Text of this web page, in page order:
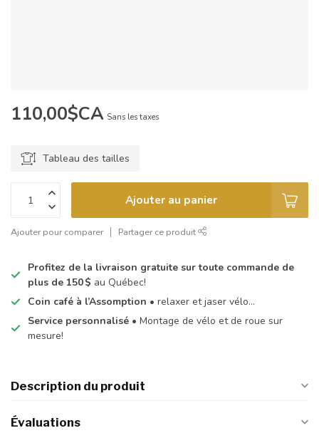
110,00$CA Sans les taxes
Tableau des tailles
Ajouter au panier
Ajouter pour comparer Partager ce produit
Profitez de la livraison gratuite sur toute commande de
plus de 150 $ au Québec!
Coin café à l’Assomption • relaxer et jaser vélo…
Service personnalisé • Montage de vélo et de roue sur
mesure!
Description du produit
Évaluations